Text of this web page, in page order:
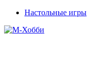
Настольные игры